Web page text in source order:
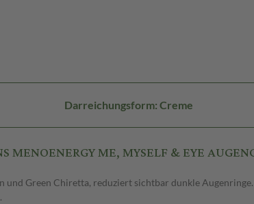
Darreichungsform: Creme
ME, MYSELF & EYE
und Green Chiretta, reduziert sichtbar dunkle